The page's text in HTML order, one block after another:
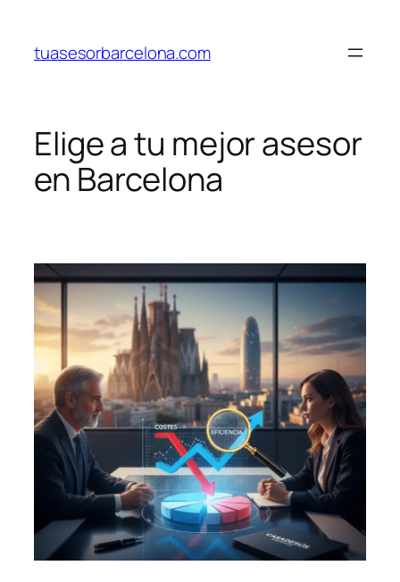
contenido
tuasesorbarcelona.com
Elige a tu mejor asesor
en Barcelona